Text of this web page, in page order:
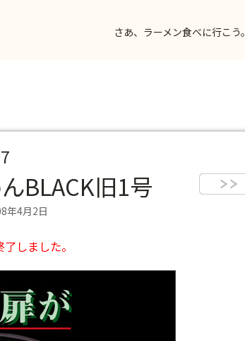
さあ、ラーメン食べに行こう。
BLACK旧1号
年4月2日
しました。